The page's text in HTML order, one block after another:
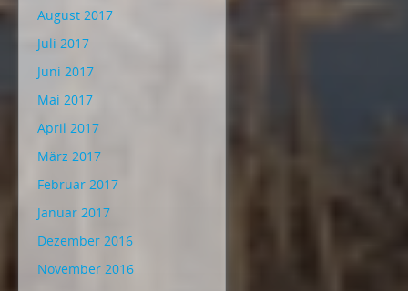
August 2017
Juli 2017
Juni 2017
Mai 2017
April 2017
März 2017
Februar 2017
Januar 2017
Dezember 2016
November 2016